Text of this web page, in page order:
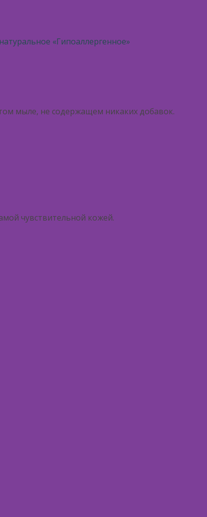
«Гипоаллергенное»
мыле, не содержащем никаких добавок.
чувствительной кожей.